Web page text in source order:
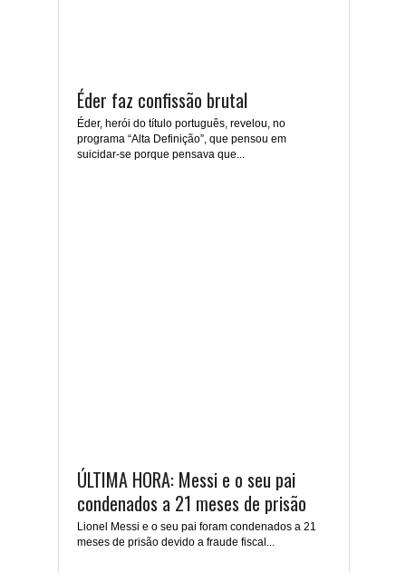
Éder faz confissão brutal
Éder, herói do título português, revelou, no
programa “Alta Definição”, que pensou em
suicidar-se porque pensava que...
ÚLTIMA HORA: Messi e o seu pai
condenados a 21 meses de prisão
Lionel Messi e o seu pai foram condenados a 21
meses de prisão devido a fraude fiscal...